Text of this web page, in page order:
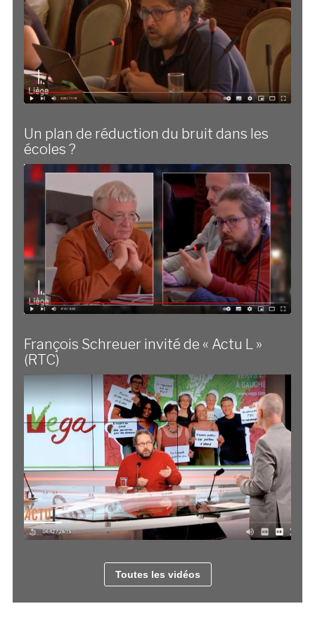
Un plan de réduction du bruit dans les
écoles ?
François Schreuer invité de « Actu L »
(RTC)
Toutes les vidéos